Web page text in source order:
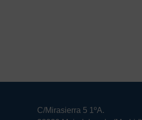
C/Mirasierra 5 1ºA.